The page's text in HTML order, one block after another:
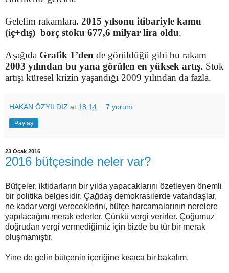
Gelelim rakamlara. 2015 yılsonu itibariyle kamu
(iç+dış) borç stoku 677,6 milyar lira oldu.
Aşağıda Grafik 1’den de görüldüğü gibi bu rakam
2003 yılından bu yana görülen en yüksek artış. Stok
artışı küresel krizin yaşandığı 2009 yılından da fazla.
HAKAN ÖZYILDIZ at 18:14 7 yorum:
Paylaş
23 Ocak 2016
2016 bütçesinde neler var?
Bütçeler, iktidarların bir yılda yapacaklarını özetleyen önemli
bir politika belgesidir. Çağdaş demokrasilerde vatandaşlar,
ne kadar vergi vereceklerini, bütçe harcamalarının nerelere
yapılacağını merak ederler. Çünkü vergi verirler. Çoğumuz
doğrudan vergi vermediğimiz için bizde bu tür bir merak
oluşmamıştır.
Yine de gelin bütçenin içeriğine kısaca bir bakalım.